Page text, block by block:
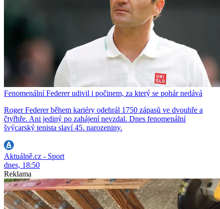
Fenomenální Federer udivil i počinem, za který se pohár nedává
Roger Federer během kariéry odehrál 1750 zápasů ve dvouhře a
čtyřhře. Ani jediný po zahájení nevzdal. Dnes fenomenální
švýcarský tenista slaví 45. narozeniny.
Aktuálně.cz - Sport
dnes, 18:50
Reklama